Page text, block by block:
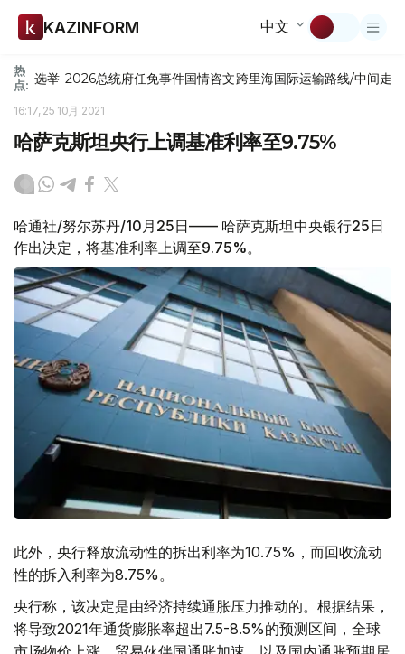
KAZINFORM 中文
热
点: 选举-2026总统府任免事件国情咨文跨里海国际运输路线/中间走廊
16:17, 25 10月 2021
哈萨克斯坦央行上调基准利率至9.75%
哈通社/努尔苏丹/10月25日—— 哈萨克斯坦中央银行25日
作出决定，将基准利率上调至9.75%。
此外，央行释放流动性的拆出利率为10.75%，而回收流动
性的拆入利率为8.75%。
央行称，该决定是由经济持续通胀压力推动的。根据结果，
将导致2021年通货膨胀率超出7.5-8.5%的预测区间，全球